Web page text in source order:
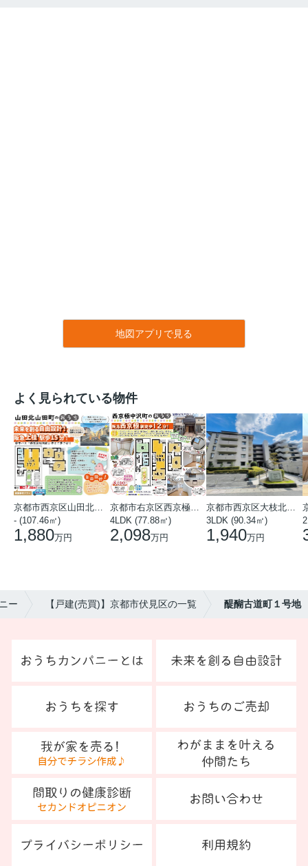
地図アプリで見る
よく見られている物件
- (107.46㎡)
1,880万円
4LDK (77.88㎡)
2,098万円
3LDK (90.34㎡)
1,940万円
ー 【戸建(売買)】京都市伏見区の一覧 醍醐古道町１号地